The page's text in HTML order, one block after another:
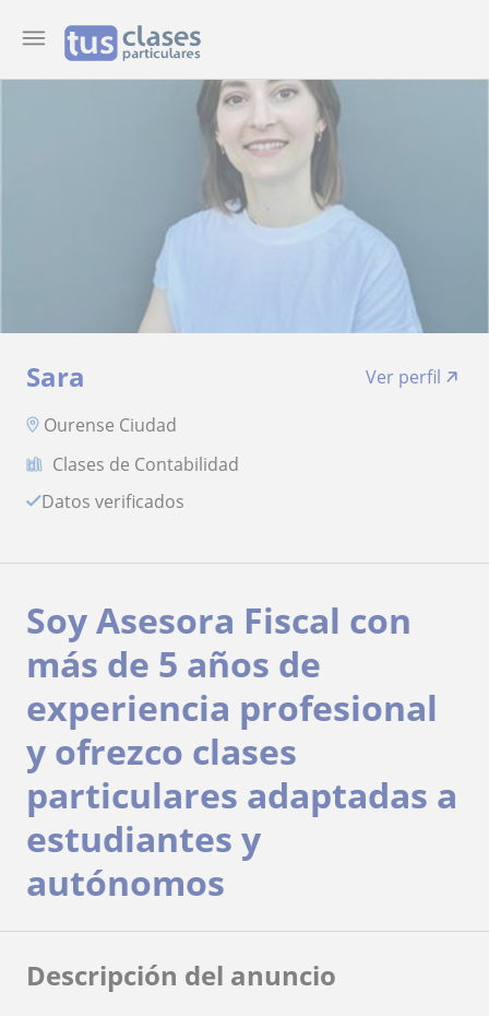
Sara
Ver perfil
Ourense Ciudad
Clases de Contabilidad
Datos verificados
Soy Asesora Fiscal con
más de 5 años de
experiencia profesional
y ofrezco clases
particulares adaptadas a
estudiantes y
autónomos
Descripción del anuncio